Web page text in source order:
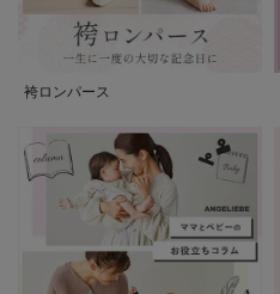
袴ロンパース